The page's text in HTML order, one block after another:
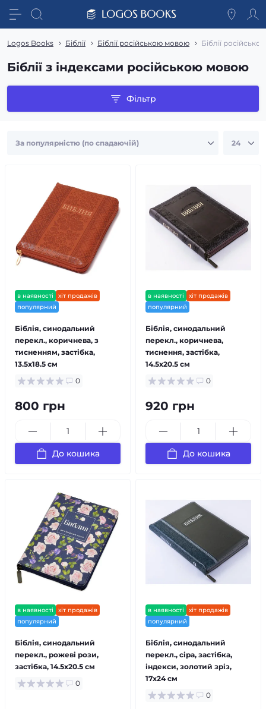
Logos Books Біблії Біблії російською мовою Біблії
Біблії з індексами російською мовою
Фільтр
в наявності
хіт продажів
популярний
Біблія, синодальний
перекл., коричнева, з
тисненням, застібка,
13.5x18.5 см
0
800 грн
До кошика
в наявності
хіт продажів
популярний
Біблія, синодальний
перекл., коричнева,
тиснення, застібка,
14.5x20.5 см
0
920 грн
До кошика
в наявності
хіт продажів
популярний
Біблія, синодальний
перекл., рожеві рози,
застібка, 14.5x20.5 см
0
в наявності
хіт продажів
популярний
Біблія, синодальний
перекл., сіра, застібка,
індекси, золотий зріз,
17x24 см
0